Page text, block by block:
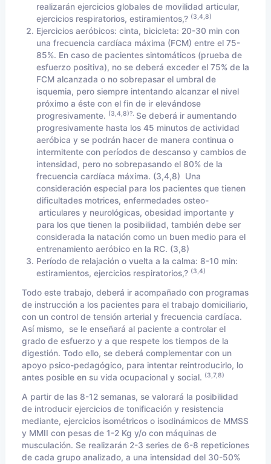
realizarán ejercicios globales de movilidad articular,
ejercicios respiratorios, estiramientos,? (3,4,8)
Ejercicios aeróbicos: cinta, bicicleta: 20-30 min con
una frecuencia cardíaca máxima (FCM) entre el 75-
85%. En caso de pacientes sintomáticos (prueba de
esfuerzo positiva), no se deberá exceder el 75% de la
FCM alcanzada o no sobrepasar el umbral de
isquemia, pero siempre intentando alcanzar el nivel
próximo a éste con el fin de ir elevándose
progresivamente. (3,4,8)?. Se deberá ir aumentando
progresivamente hasta los 45 minutos de actividad
aeróbica y se podrán hacer de manera continua o
intermitente con períodos de descanso y cambios de
intensidad, pero no sobrepasando el 80% de la
frecuencia cardíaca máxima. (3,4,8) Una
consideración especial para los pacientes que tienen
dificultades motrices, enfermedades osteo-
articulares y neurológicas, obesidad importante y
para los que tienen la posibilidad, también debe ser
considerada la natación como un buen medio para el
entrenamiento aeróbico en la RC. (3,8)
Período de relajación o vuelta a la calma: 8-10 min:
estiramientos, ejercicios respiratorios,? (3,4)
Todo este trabajo, deberá ir acompañado con programas
de instrucción a los pacientes para el trabajo domiciliario,
con un control de tensión arterial y frecuencia cardíaca.
Así mismo, se le enseñará al paciente a controlar el
grado de esfuerzo y a que respete los tiempos de la
digestión. Todo ello, se deberá complementar con un
apoyo psico-pedagógico, para intentar reintroducirlo, lo
antes posible en su vida ocupacional y social. (3,7,8)
A partir de las 8-12 semanas, se valorará la posibilidad
de introducir ejercicios de tonificación y resistencia
mediante, ejercicios isométricos o isodinámicos de MMSS
y MMII con pesas de 1-2 Kg y/o con máquinas de
musculación. Se realizarán 2-3 series de 6-8 repeticiones
de cada grupo analizado, a una intensidad del 30-50%